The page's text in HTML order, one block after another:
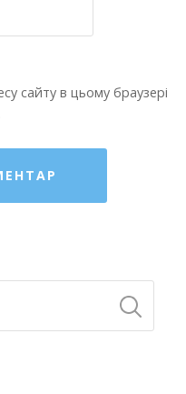
сайту в цьому браузері